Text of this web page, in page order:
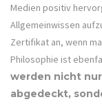
Medien positiv
Allgemeinwissen
Zertifikat an, wenn
Philosophie ist
werden nicht
abgedeckt,